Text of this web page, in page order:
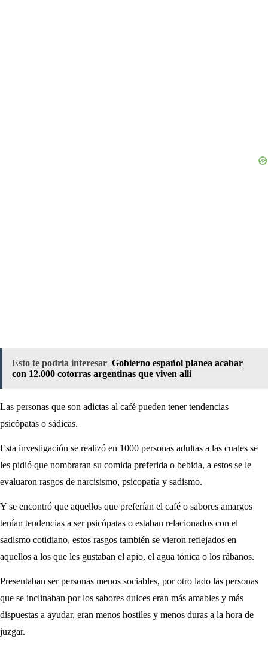
Esto te podría interesar Gobierno español planea acabar
con 12.000 cotorras argentinas que viven allí
Las personas que son adictas al café pueden tener tendencias
psicópatas o sádicas.
Esta investigación se realizó en 1000 personas adultas a las cuales se
les pidió que nombraran su comida preferida o bebida, a estos se le
evaluaron rasgos de narcisismo, psicopatía y sadismo.
Y se encontró que aquellos que preferían el café o sabores amargos
tenían tendencias a ser psicópatas o estaban relacionados con el
sadismo cotidiano, estos rasgos también se vieron reflejados en
aquellos a los que les gustaban el apio, el agua tónica o los rábanos.
Presentaban ser personas menos sociables, por otro lado las personas
que se inclinaban por los sabores dulces eran más amables y más
dispuestas a ayudar, eran menos hostiles y menos duras a la hora de
juzgar.